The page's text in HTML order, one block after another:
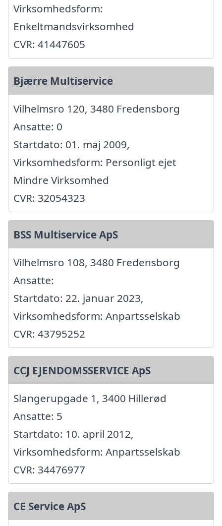
Virksomhedsform:
Enkeltmandsvirksomhed
CVR: 41447605
Bjærre Multiservice
Vilhelmsro 120, 3480 Fredensborg
Ansatte: 0
Startdato: 01. maj 2009,
Virksomhedsform: Personligt ejet
Mindre Virksomhed
CVR: 32054323
BSS Multiservice ApS
Vilhelmsro 108, 3480 Fredensborg
Ansatte:
Startdato: 22. januar 2023,
Virksomhedsform: Anpartsselskab
CVR: 43795252
CCJ EJENDOMSSERVICE ApS
Slangerupgade 1, 3400 Hillerød
Ansatte: 5
Startdato: 10. april 2012,
Virksomhedsform: Anpartsselskab
CVR: 34476977
CE Service ApS